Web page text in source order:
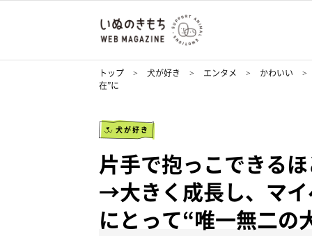
トップ 犬が好き エンタメ
かわいい
在”に
犬が好き
片手で抱っこできる
→大きく成長し、マ
にとって“唯一無二の